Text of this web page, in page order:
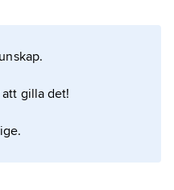
subjektiv och
gilla det!